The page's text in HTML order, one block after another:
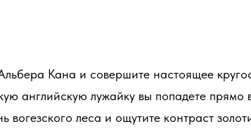
Кана и совершите настоящее
английскую лужайку вы попадете прямо
леса и ощутите контраст